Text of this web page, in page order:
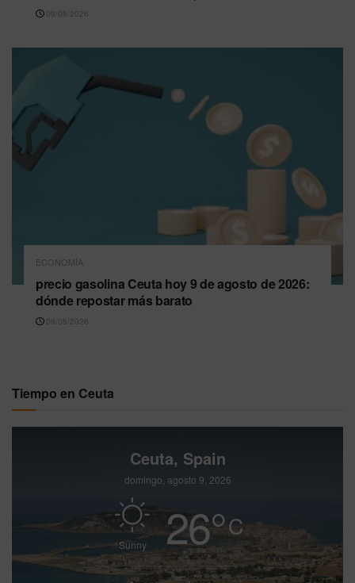
09/08/2026
ECONOMÍA
precio gasolina Ceuta hoy 9 de agosto de 2026:
dónde repostar más barato
09/08/2026
Tiempo en Ceuta
Ceuta, Spain
domingo, agosto 9, 2026
Sunny 26°C